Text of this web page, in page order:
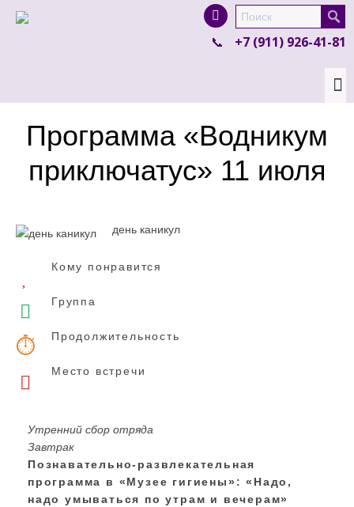
product in a size size .
colour items.
+7 (911) 926-41-81
Программа «Водникум
приключатус» 11 июля
день каникул
Кому понравится
Группа
Продолжительность
Место встречи
Утренний сбор отряда
Завтрак
Познавательно-развлекательная
программа в «Музее гигиены»: «Надо,
надо умываться по утрам и вечерам»